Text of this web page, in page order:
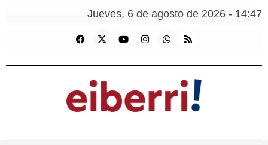
Jueves, 6 de agosto de 2026 - 14:47